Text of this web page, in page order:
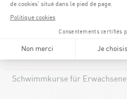
Babyschwimmen
Schwimmkurse für Kinder
Schwimmkurse für Erwachsene